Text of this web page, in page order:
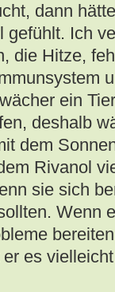
dann
Ich
die Hitze,
ein
deshalb
dem
Rivanol
sie sich
Wenn
es